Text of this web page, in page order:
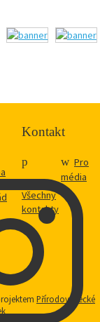
Kontakt
Všechny
kontakty
Pro
média
Přírodovědecké